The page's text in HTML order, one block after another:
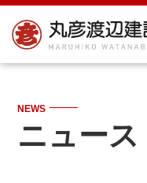
NEWS
ニュース